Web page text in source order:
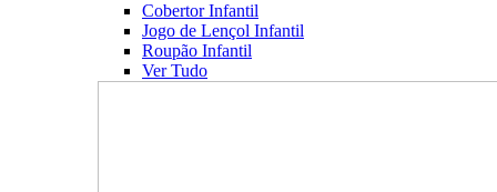
Cobertor Infantil
Jogo de Lençol Infantil
Roupão Infantil
Ver Tudo